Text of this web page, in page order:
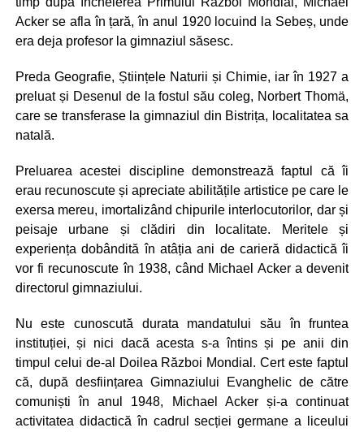
Acker se afla în țară, în anul 1920 locuind la Sebeș, unde
era deja profesor la gimnaziul săsesc.
Preda Geografie, Științele Naturii și Chimie, iar în 1927 a
preluat și Desenul de la fostul său coleg, Norbert Thomä,
care se transferase la gimnaziul din Bistrița, localitatea sa
natală.
Preluarea acestei discipline demonstrează faptul că îi
erau recunoscute și apreciate abilitățile artistice pe care le
exersa mereu, imortalizând chipurile interlocutorilor, dar și
peisaje urbane și clădiri din localitate. Meritele și
experiența dobândită în atâția ani de carieră didactică îi
vor fi recunoscute în 1938, când Michael Acker a devenit
directorul gimnaziului.
Nu este cunoscută durata mandatului său în fruntea
instituției, și nici dacă acesta s-a întins și pe anii din
timpul celui de-al Doilea Război Mondial. Cert este faptul
că, după desființarea Gimnaziului Evanghelic de către
comuniști în anul 1948, Michael Acker și-a continuat
activitatea didactică în cadrul secției germane a liceului